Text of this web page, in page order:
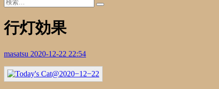
行灯効果
masatsu 2020-12-22 22:54